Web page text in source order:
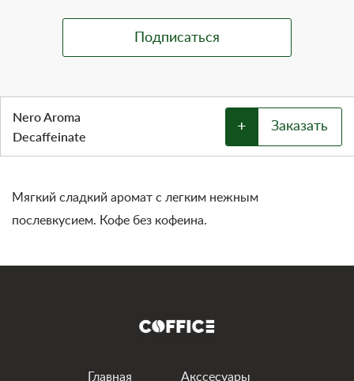
Nero Aroma
Decaffeinate
+ Заказать
Мягкий сладкий аромат с легким нежным
послевкусием. Кофе без кофеина.
Главная Акссесуары